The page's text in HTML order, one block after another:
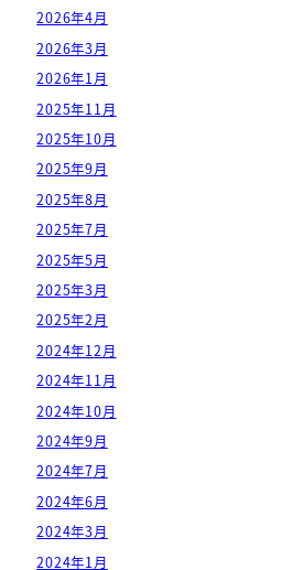
2026年4月
2026年3月
2026年1月
2025年11月
2025年10月
2025年9月
2025年8月
2025年7月
2025年5月
2025年3月
2025年2月
2024年12月
2024年11月
2024年10月
2024年9月
2024年7月
2024年6月
2024年3月
2024年1月